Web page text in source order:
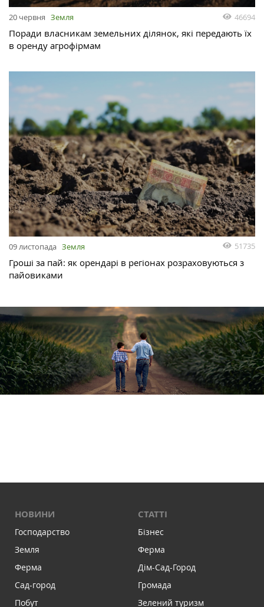
20 червня Земля 46694
Поради власникам земельних ділянок, які передають їх
в оренду агрофірмам
09 листопада Земля 51735
Гроші за пай: як орендарі в регіонах розраховуються з
пайовиками
НОВИНИ
Господарство
Земля
Ферма
Сад-город
Побут
СТАТТІ
Бізнес
Ферма
Дім-Сад-Город
Громада
Зелений туризм